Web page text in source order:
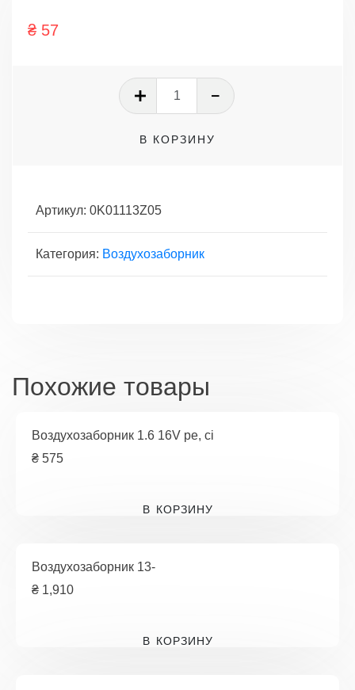
₴ 57
Количество
товара
2.0
В КОРЗИНУ
Артикул: 0K01113Z05
Категория: Воздухозаборник
Похожие товары
Воздухозаборник 1.6 16V pe, ci
₴ 575
В КОРЗИНУ
Воздухозаборник 13-
₴ 1,910
В КОРЗИНУ